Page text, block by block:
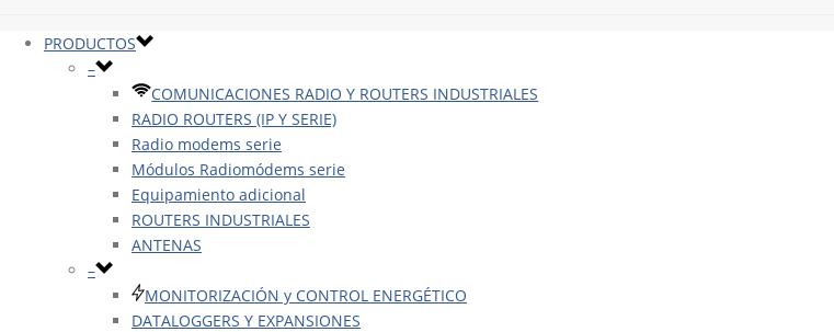
PRODUCTOS
–
COMUNICACIONES RADIO Y ROUTERS INDUSTRIALES
RADIO ROUTERS (IP Y SERIE)
Radio modems serie
Módulos Radiomódems serie
Equipamiento adicional
ROUTERS INDUSTRIALES
ANTENAS
–
MONITORIZACIÓN y CONTROL ENERGÉTICO
DATALOGGERS Y EXPANSIONES